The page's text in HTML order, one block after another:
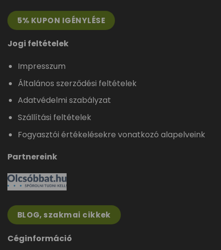
5% KUPON IGÉNYLÉSE
Jogi feltételek
Impresszum
Általános szerződési feltételek
Adatvédelmi szabályzat
Szállítási feltételek
Fogyasztói értékelésekre vonatkozó alapelveink
Partnereink
BLOG, szakmai cikkek
Céginformáció